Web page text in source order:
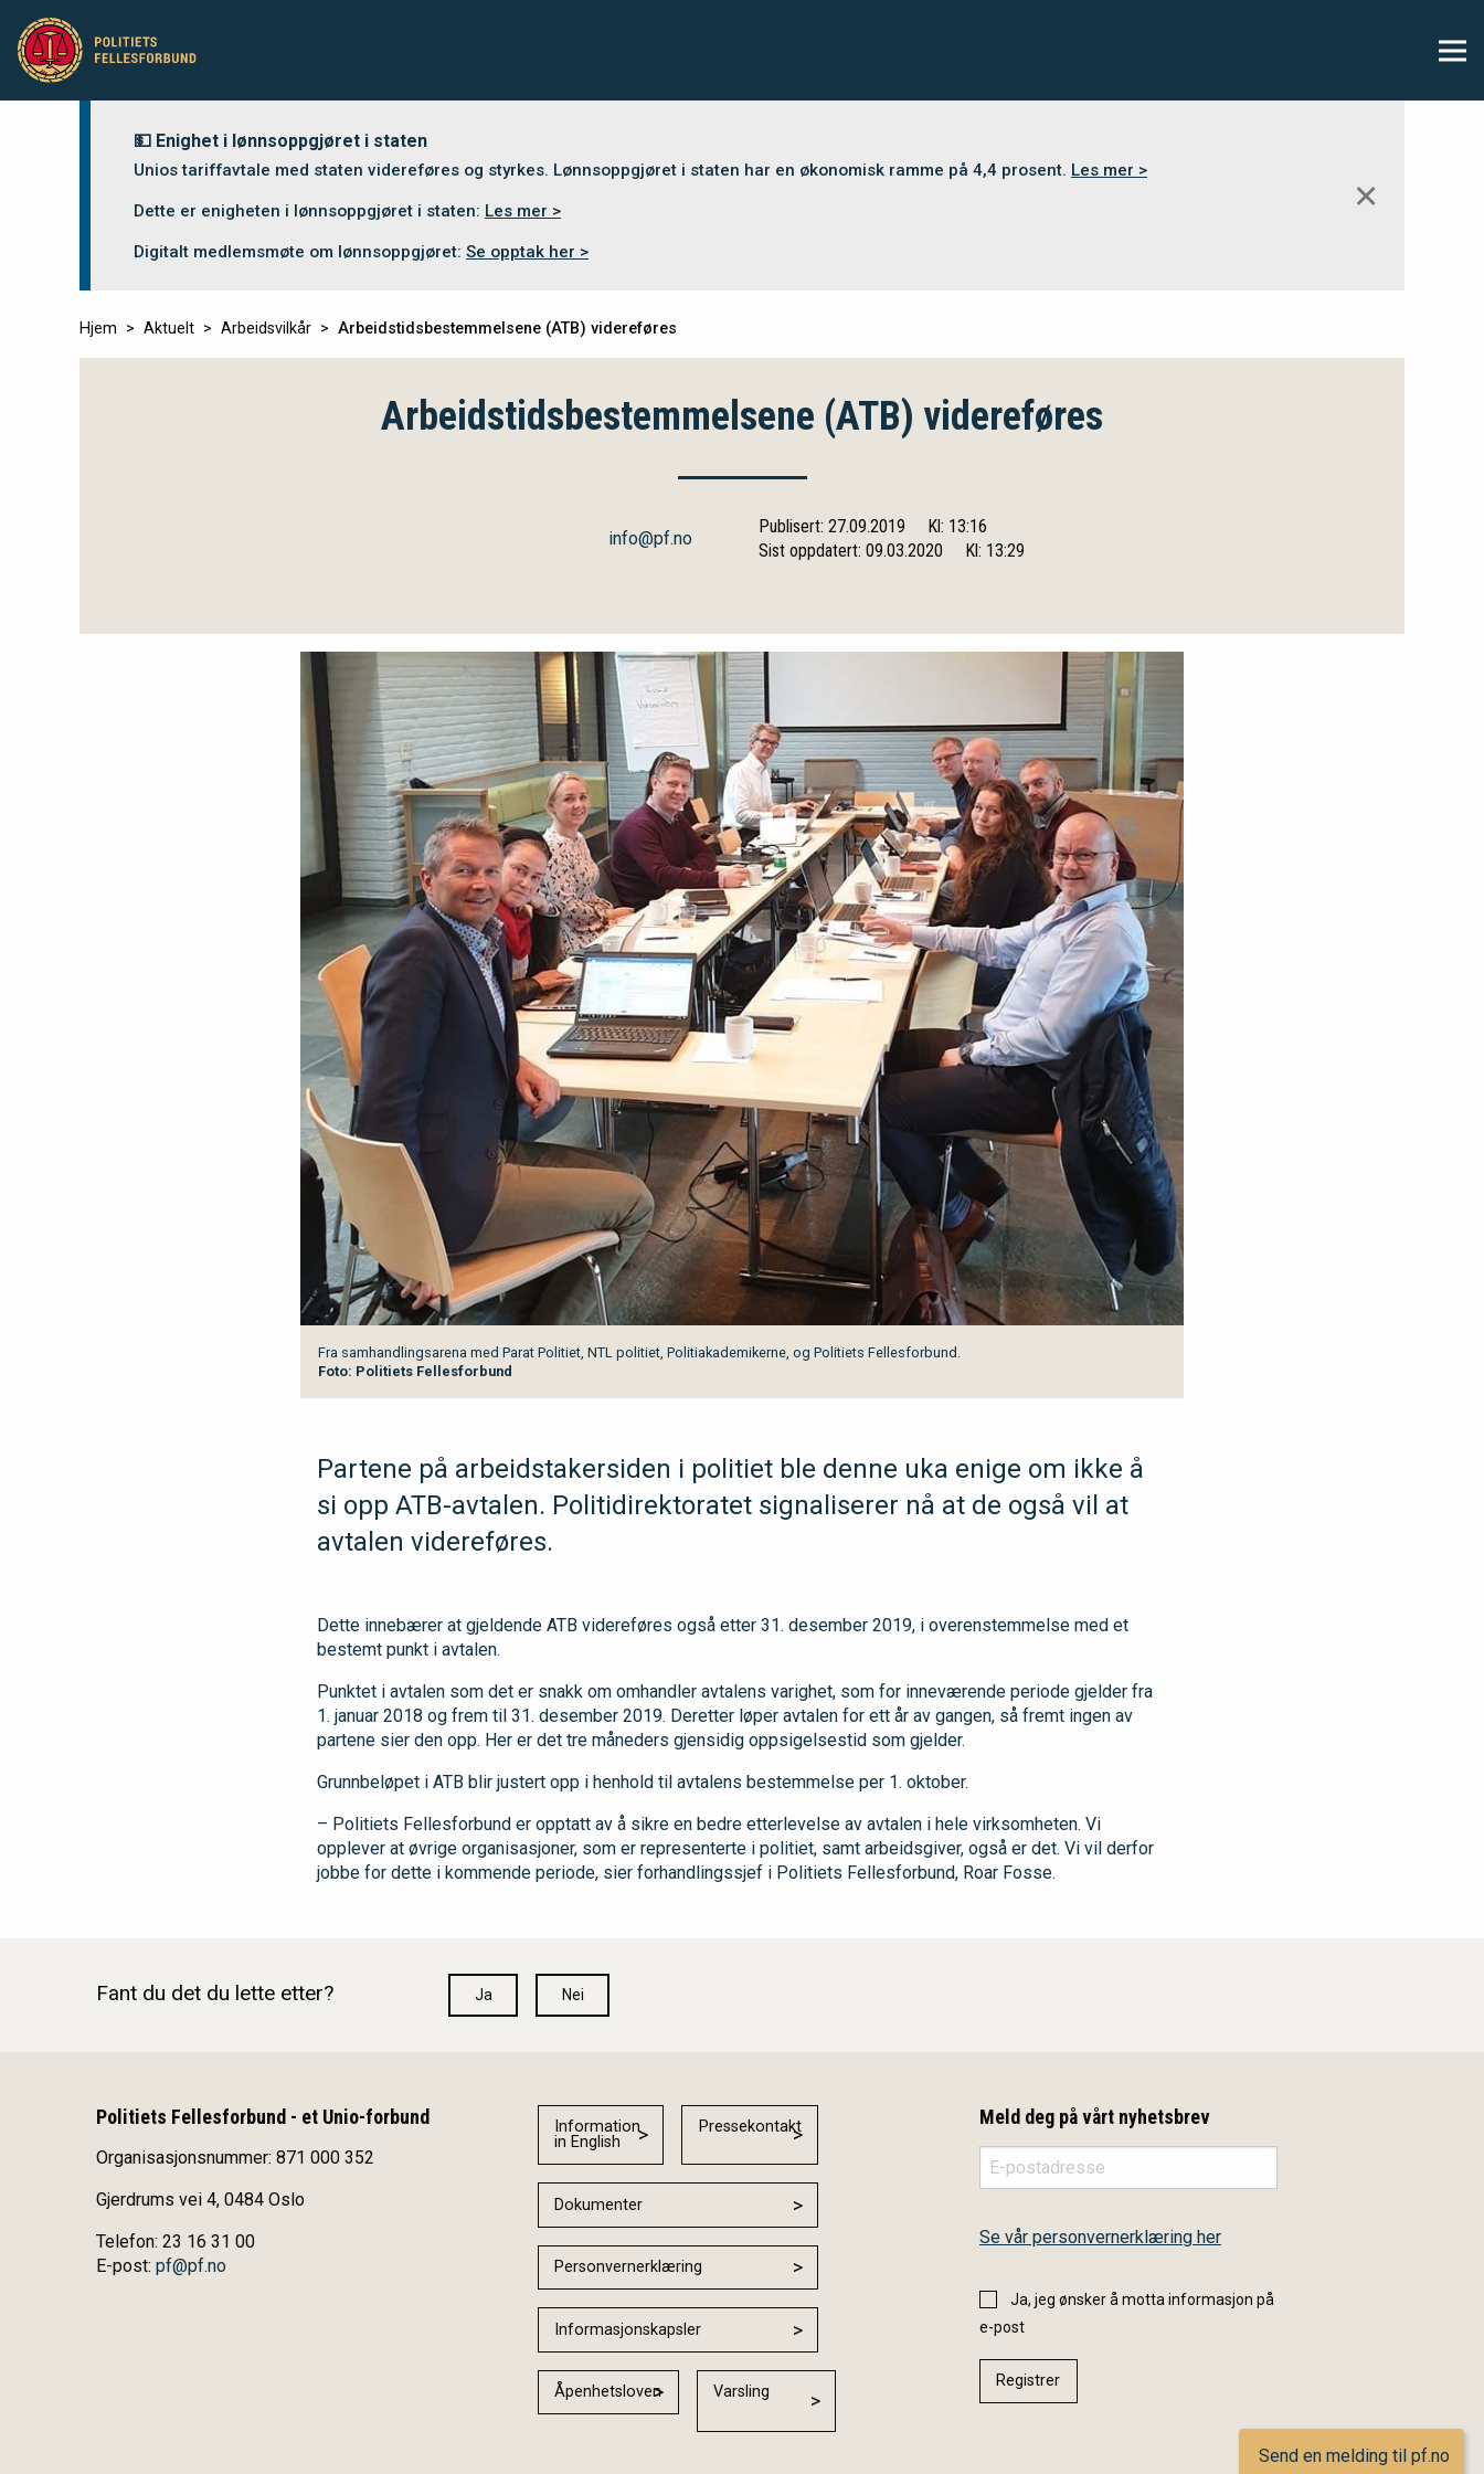
💵 Enighet i lønnsoppgjøret i staten
Unios tariffavtale med staten videreføres og styrkes. Lønnsoppgjøret i staten har en økonomisk ramme på 4,4 prosent. Les mer >
Dette er enigheten i lønnsoppgjøret i staten: Les mer >
Digitalt medlemsmøte om lønnsoppgjøret: Se opptak her >
✕
Hjem Aktuelt Arbeidsvilkår Arbeidstidsbestemmelsene (ATB) videreføres
Arbeidstidsbestemmelsene (ATB) videreføres
info@pf.no
Publisert: 27.09.2019
Kl: 13:16
Sist oppdatert: 09.03.2020
Kl: 13:29
Fra samhandlingsarena med Parat Politiet, NTL politiet, Politiakademikerne, og Politiets Fellesforbund.
Foto: Politiets Fellesforbund
Partene på arbeidstakersiden i politiet ble denne uka enige om ikke å
si opp ATB-avtalen. Politidirektoratet signaliserer nå at de også vil at
avtalen videreføres.
Dette innebærer at gjeldende ATB videreføres også etter 31. desember 2019, i overenstemmelse med et
bestemt punkt i avtalen.
Punktet i avtalen som det er snakk om omhandler avtalens varighet, som for inneværende periode gjelder fra
1. januar 2018 og frem til 31. desember 2019. Deretter løper avtalen for ett år av gangen, så fremt ingen av
partene sier den opp. Her er det tre måneders gjensidig oppsigelsestid som gjelder.
Grunnbeløpet i ATB blir justert opp i henhold til avtalens bestemmelse per 1. oktober.
– Politiets Fellesforbund er opptatt av å sikre en bedre etterlevelse av avtalen i hele virksomheten. Vi
opplever at øvrige organisasjoner, som er representerte i politiet, samt arbeidsgiver, også er det. Vi vil derfor
jobbe for dette i kommende periode, sier forhandlingssjef i Politiets Fellesforbund, Roar Fosse.
Fant du det du lette etter? Ja Nei
Politiets Fellesforbund - et Unio-forbund
Organisasjonsnummer: 871 000 352
Gjerdrums vei 4, 0484 Oslo
Telefon: 23 16 31 00
E-post: pf@pf.no
Information
in English
Pressekontakt
Dokumenter
Personvernerklæring
Informasjonskapsler
Åpenhetsloven Varsling
Meld deg på vårt nyhetsbrev
Se vår personvernerklæring her
Ja, jeg ønsker å motta informasjon på
e-post
Send en melding til pf.no